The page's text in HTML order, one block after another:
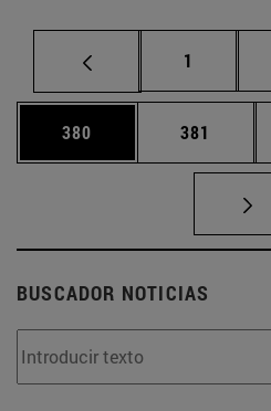
Página
1
Página
380 Página
381
BUSCADOR NOTICIAS